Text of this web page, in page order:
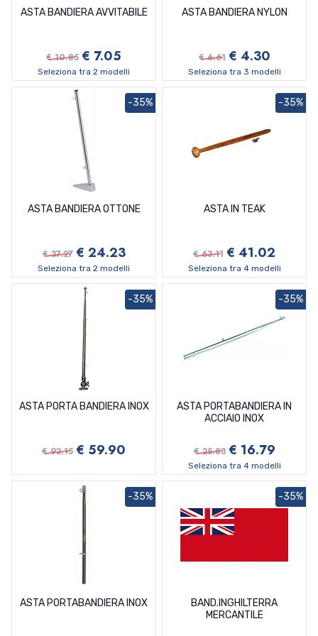
ASTA BANDIERA AVVITABILE
€ 10.85 € 7.05
Seleziona tra 2 modelli
ASTA BANDIERA NYLON
€ 6.61 € 4.30
Seleziona tra 3 modelli
ASTA BANDIERA OTTONE
€ 37.27 € 24.23
-35%
Seleziona tra 2 modelli
ASTA IN TEAK
€ 63.11 € 41.02
-35%
Seleziona tra 4 modelli
ASTA PORTA BANDIERA INOX
€ 92.15 € 59.90
-35%
ASTA PORTABANDIERA IN
ACCIAIO INOX
€ 25.83 € 16.79
-35%
Seleziona tra 4 modelli
ASTA PORTABANDIERA INOX
-35%
BAND.INGHILTERRA
MERCANTILE
-35%